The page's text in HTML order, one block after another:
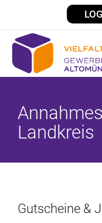
Landkreis
Gutscheine &